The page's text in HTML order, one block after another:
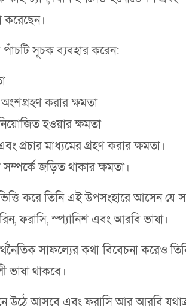
করেছেন।
পাঁচটি সূচক ব্যবহার করেন:
করার ক্ষমতা
হওয়ার ক্ষমতা
প্রচার মাধ্যমের গ্রহণ করার ক্ষমতা।
জড়িত থাকার ক্ষমতা।
করে তিনি এই উপসংহারে আসেন যে
ফরাসি, স্প্যানিশ এবং আরবি ভাষা।
সাফল্যের কথা বিবেচনা করেও
ভাষা থাকবে।
উঠে আসবে এবং ফরাসি আর আরবি